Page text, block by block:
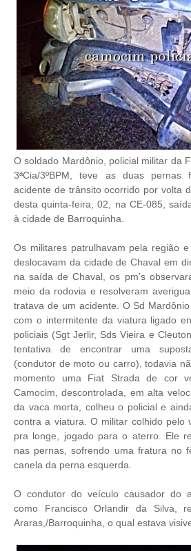
O soldado Mardônio, policial militar da
3ªCia/3ºBPM, teve as duas pernas
acidente de trânsito ocorrido por volta
desta quinta-feira, 02, na CE-085,
à cidade de Barroquinha.
Os militares patrulhavam pela região
deslocavam da cidade de Chaval em
na saída de Chaval, os pm’s
meio da rodovia e resolveram
tratava de um acidente. O Sd
com o intermitente da viatura ligado
policiais (Sgt Jerlir, Sds Vieira e
tentativa de encontrar uma
(condutor de moto ou carro), todavia
momento uma Fiat Strada de cor
Camocim, descontrolada, em alta
da vaca morta, colheu o policial e
contra a viatura. O militar colhido pelo
pra longe, jogado para o aterro. Ele
nas pernas, sofrendo uma fratura no
canela da perna esquerda.
O condutor do veículo causador do
como Francisco Orlandir da Silva,
Araras,/Barroquinha, o qual estava